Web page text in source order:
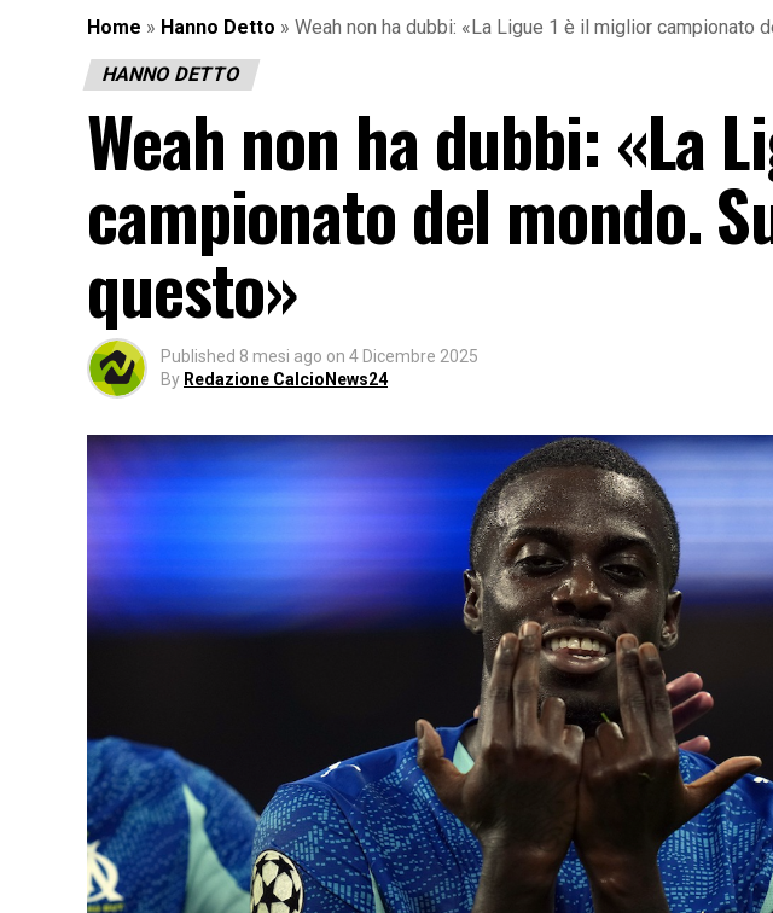
Home » Hanno Detto » Weah non ha dubbi: «La Ligue 1 è il miglior campionato
HANNO DETTO
Weah non ha dubbi: «La
campionato del mondo.
questo»
Published 8 mesi ago on 4 Dicembre 2025
By Redazione CalcioNews24